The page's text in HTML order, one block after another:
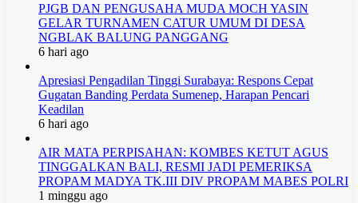
PJGB DAN PENGUSAHA MUDA MOCH YASIN
GELAR TURNAMEN CATUR UMUM DI DESA
NGBLAK BALUNG PANGGANG
6 hari ago
Apresiasi Pengadilan Tinggi Surabaya: Respons Cepat
Gugatan Banding Perdata Sumenep, Harapan Pencari
Keadilan
6 hari ago
AIR MATA PERPISAHAN: KOMBES KETUT AGUS
TINGGALKAN BALI, RESMI JADI PEMERIKSA
PROPAM MADYA TK.III DIV PROPAM MABES POLRI
1 minggu ago